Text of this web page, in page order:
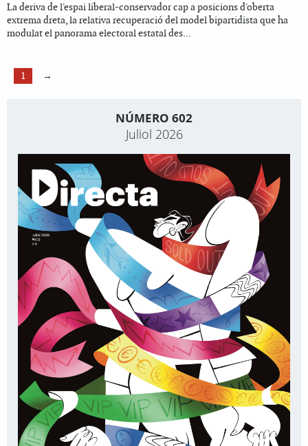
La deriva de l'espai liberal-conservador cap a posicions d'oberta
extrema dreta, la relativa recuperació del model bipartidista que ha
modulat el panorama electoral estatal des...
1 →
NÚMERO 602
Juliol 2026